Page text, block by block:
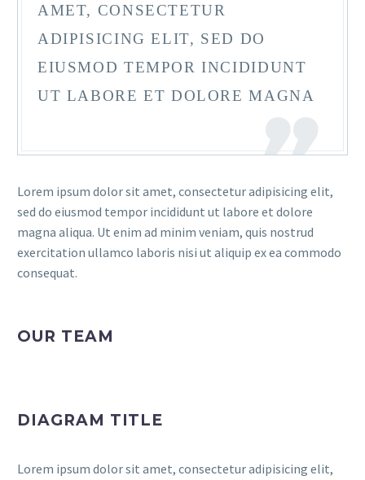
AMET, CONSECTETUR
ADIPISICING ELIT, SED DO
EIUSMOD TEMPOR INCIDIDUNT
UT LABORE ET DOLORE MAGNA
Lorem ipsum dolor sit amet, consectetur adipisicing elit,
sed do eiusmod tempor incididunt ut labore et dolore
magna aliqua. Ut enim ad minim veniam, quis nostrud
exercitation ullamco laboris nisi ut aliquip ex ea commodo
consequat.
OUR TEAM
DIAGRAM TITLE
Lorem ipsum dolor sit amet, consectetur adipisicing elit,